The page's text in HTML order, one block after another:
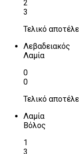
2
3
Τελικό
Λεβαδειακός
Λαμία
0
0
Τελικό
Λαμία
Βόλος
1
3